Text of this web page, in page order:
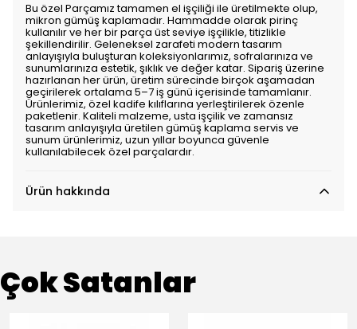
Bu özel Parçamız tamamen el işçiliği ile üretilmekte olup,
mikron gümüş kaplamadır. Hammadde olarak pirinç
kullanılır ve her bir parça üst seviye işçilikle, titizlikle
şekillendirilir. Geleneksel zarafeti modern tasarım
anlayışıyla buluşturan koleksiyonlarımız, sofralarınıza ve
sunumlarınıza estetik, şıklık ve değer katar. Sipariş üzerine
hazırlanan her ürün, üretim sürecinde birçok aşamadan
geçirilerek ortalama 5–7 iş günü içerisinde tamamlanır.
Ürünlerimiz, özel kadife kılıflarına yerleştirilerek özenle
paketlenir. Kaliteli malzeme, usta işçilik ve zamansız
tasarım anlayışıyla üretilen gümüş kaplama servis ve
sunum ürünlerimiz, uzun yıllar boyunca güvenle
kullanılabilecek özel parçalardır.
Ürün hakkında
Çok Satanlar